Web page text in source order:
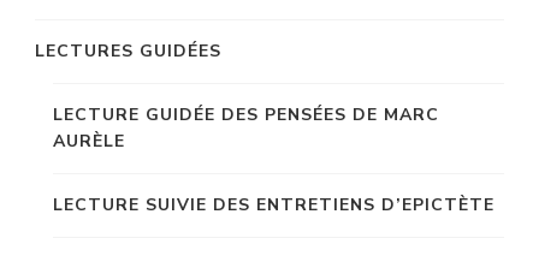
LECTURES GUIDÉES
LECTURE GUIDÉE DES PENSÉES DE MARC
AURÈLE
LECTURE SUIVIE DES ENTRETIENS D’EPICTÈTE